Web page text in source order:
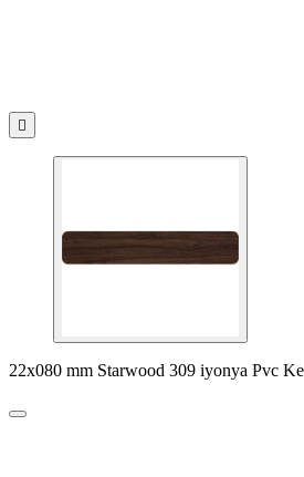

22x080 mm Starwood 309 iyonya Pvc